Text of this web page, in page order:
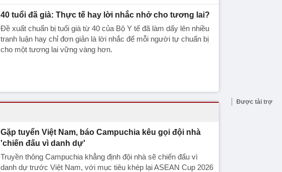
40 tuổi đã già: Thực tế hay lời nhắc nhở cho tương lai?
Đề xuất chuẩn bị tuổi già từ 40 của Bộ Y tế đã làm dấy lên nhiều
tranh luận hay chỉ đơn giản là lời nhắc để mỗi người tự chuẩn bị
cho một tương lai vững vàng hơn.
Gặp tuyển Việt Nam, báo Campuchia kêu gọi đội nhà
'chiến đấu vì danh dự'
Truyền thông Campuchia khẳng định đội nhà sẽ chiến đấu vì
danh dự trước Việt Nam, với mục tiêu khép lại ASEAN Cup 2026
Được tài trợ